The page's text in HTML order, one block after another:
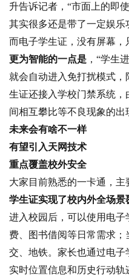
升告诉记者，“市面上的即
其实很多还是带了一定娱乐
而电子学生证，没有屏幕
更为智能的一点是，“学生
就会自动进入免打扰模式
生证还接入学校门禁系统
间相互攀比等不良现象的出
未来会有啥不一样
有望引入天网技术
重点覆盖校外安全
大家目前熟悉的一卡通，主
学生证实现了校内外全场
进入校园后，可以使用电
费、图书借阅等日常需求
交、地铁。家长也通过电
实时位置信息和历史行动轨